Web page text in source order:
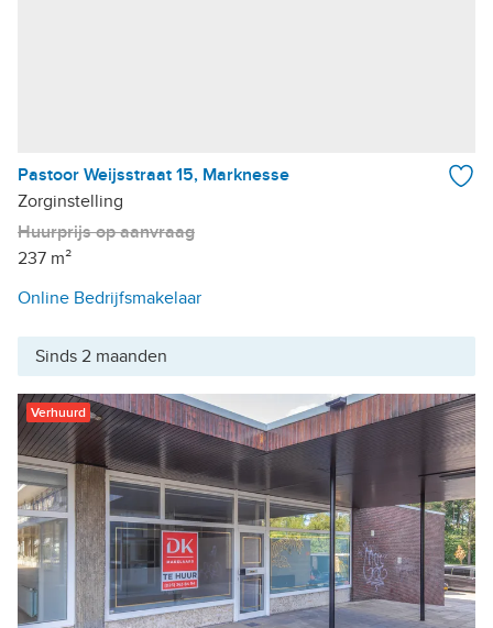
Pastoor Weijsstraat 15, Marknesse
Zorginstelling
Huurprijs op aanvraag
237 m²
Online Bedrijfsmakelaar
Sinds 2 maanden
Verhuurd